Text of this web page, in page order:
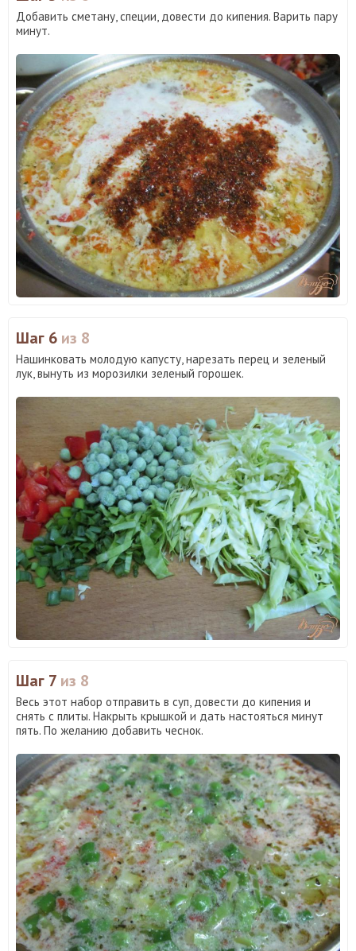
Добавить сметану, специи, довести до кипения. Варить пару
минут.
Шаг 6 из 8
Нашинковать молодую капусту, нарезать перец и зеленый
лук, вынуть из морозилки зеленый горошек.
Шаг 7 из 8
Весь этот набор отправить в суп, довести до кипения и
снять с плиты. Накрыть крышкой и дать настояться минут
пять. По желанию добавить чеснок.